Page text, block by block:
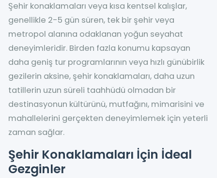
Şehir konaklamaları veya kısa kentsel kalışlar,
genellikle 2-5 gün süren, tek bir şehir veya
metropol alanına odaklanan yoğun seyahat
deneyimleridir. Birden fazla konumu kapsayan
daha geniş tur programlarının veya hızlı günübirlik
gezilerin aksine, şehir konaklamaları, daha uzun
tatillerin uzun süreli taahhüdü olmadan bir
destinasyonun kültürünü, mutfağını, mimarisini ve
mahallelerini gerçekten deneyimlemek için yeterli
zaman sağlar.
Şehir Konaklamaları İçin İdeal
Gezginler